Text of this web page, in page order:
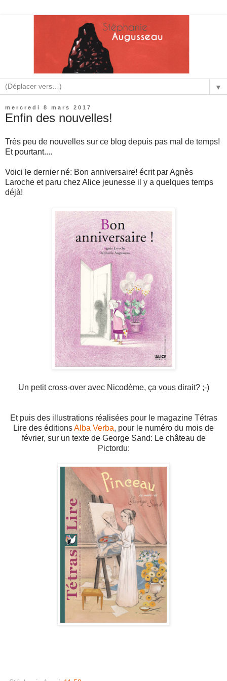
▼
mercredi 8 mars 2017
Enfin des nouvelles!
Très peu de nouvelles sur ce blog depuis pas mal de temps!
Et pourtant....
Voici le dernier né: Bon anniversaire! écrit par Agnès
Laroche et paru chez Alice jeunesse il y a quelques temps
déjà!
Un petit cross-over avec Nicodème, ça vous dirait? ;-)
Et puis des illustrations réalisées pour le magazine Tétras
Lire des éditionsAlba Verba, pour le numéro du mois de
février, sur un texte de George Sand: Le château de
Pictordu: